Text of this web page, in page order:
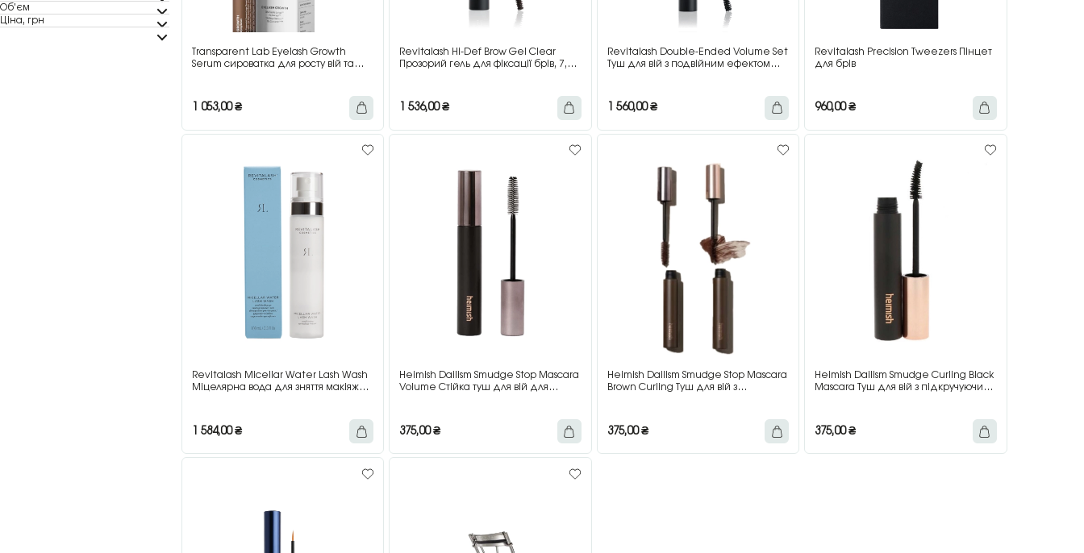
Об'єм
Ціна, грн
Transparent Lab Eyelash Growth
Serum сироватка для росту вій та
1 053,00₴
Revitalash Hi-Def Brow Gel Clear
Прозорий гель для фіксації брів, 7,4
1 536,00₴
Revitalash Double-Ended Volume Set
Туш для вій з подвійним ефектом
1 560,00₴
Revitalash Precision Tweezers Пінцет
для брів
960,00₴
Revitalash Micellar Water Lash Wash
Міцелярна вода для зняття макіяжу з
1 584,00₴
Heimish Dailism Smudge Stop Mascara
Volume Стійка туш для вій для
375,00₴
Heimish Dailism Smudge Stop Mascara
Brown Curling Туш для вій з
375,00₴
Heimish Dailism Smudge Curling Black
Mascara Туш для вій з підкручуючим
375,00₴